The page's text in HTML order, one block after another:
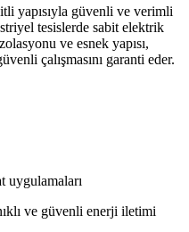
yapısıyla güvenli ve verimli
tesislerde sabit elektrik
ve esnek yapısı,
çalışmasını garanti eder.
uygulamaları
ve güvenli enerji iletimi